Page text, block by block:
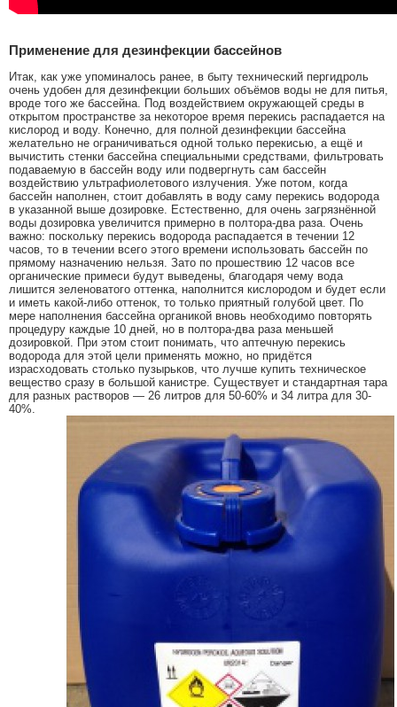
Применение для дезинфекции бассейнов
Итак, как уже упоминалось ранее, в быту технический пергидроль
очень удобен для дезинфекции больших объёмов воды не для питья,
вроде того же бассейна. Под воздействием окружающей среды в
открытом пространстве за некоторое время перекись распадается на
кислород и воду. Конечно, для полной дезинфекции бассейна
желательно не ограничиваться одной только перекисью, а ещё и
вычистить стенки бассейна специальными средствами, фильтровать
подаваемую в бассейн воду или подвергнуть сам бассейн
воздействию ультрафиолетового излучения. Уже потом, когда
бассейн наполнен, стоит добавлять в воду саму перекись водорода
в указанной выше дозировке. Естественно, для очень загрязнённой
воды дозировка увеличится примерно в полтора-два раза. Очень
важно: поскольку перекись водорода распадается в течении 12
часов, то в течении всего этого времени использовать бассейн по
прямому назначению нельзя. Зато по прошествию 12 часов все
органические примеси будут выведены, благодаря чему вода
лишится зеленоватого оттенка, наполнится кислородом и будет если
и иметь какой-либо оттенок, то только приятный голубой цвет. По
мере наполнения бассейна органикой вновь необходимо повторять
процедуру каждые 10 дней, но в полтора-два раза меньшей
дозировкой. При этом стоит понимать, что аптечную перекись
водорода для этой цели применять можно, но придётся
израсходовать столько пузырьков, что лучше купить техническое
вещество сразу в большой канистре. Существует и стандартная тара
для разных растворов — 26 литров для 50-60% и 34 литра для 30-
40%.